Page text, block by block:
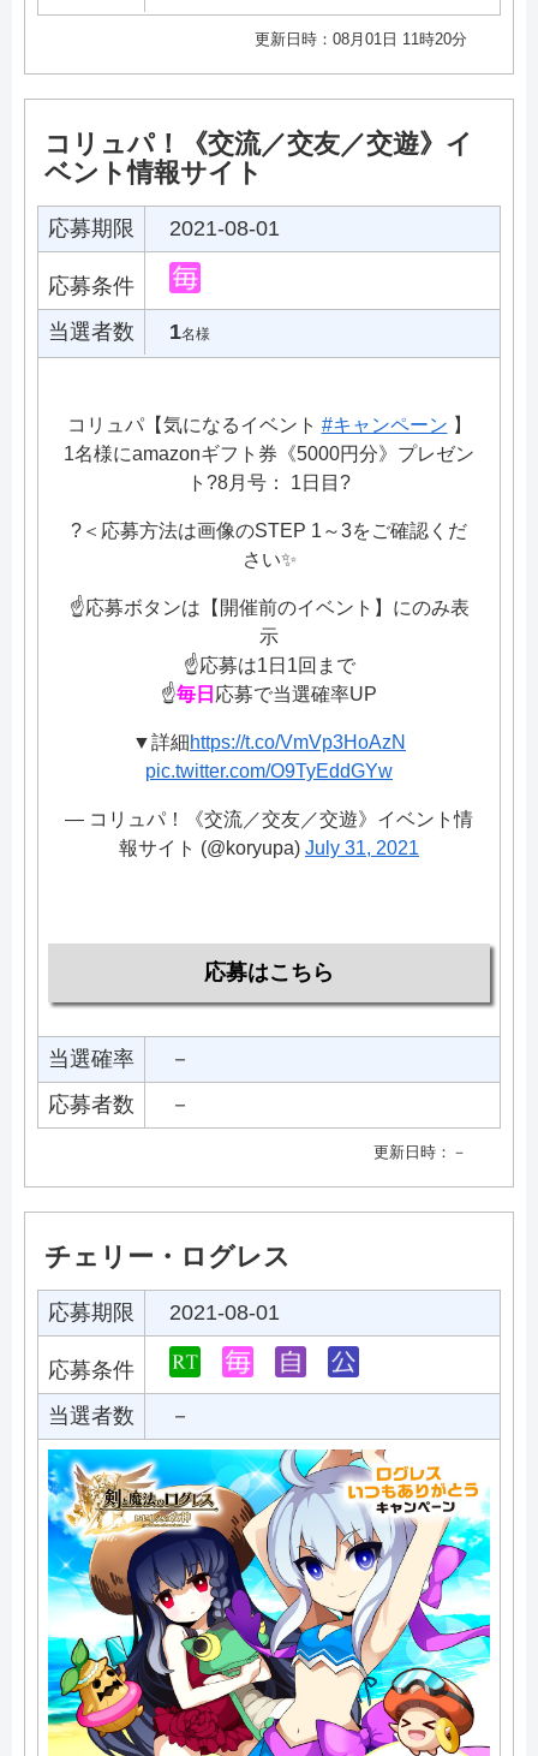
更新日時：08月01日 11時20分
コリュパ！《交流／交友／交遊》イ
ベント情報サイト
応募期限 2021-08-01
応募条件
当選者数
1名様
コリュパ【気になるイベント #キャンペーン 】
1名様にamazonギフト券《5000円分》プレゼン
ト?8月号： 1日目?
?＜応募方法は画像のSTEP 1～3をご確認くだ
さい✨
☝️応募ボタンは【開催前のイベント】にのみ表
示
☝️応募は1日1回まで
☝️毎日 応募で当選確率UP
▼詳細https://t.co/VmVp3HoAzN
pic.twitter.com/O9TyEddGYw
— コリュパ！《交流／交友／交遊》イベント情
報サイト (@koryupa) July 31, 2021
応募はこちら
当選確率
－
応募者数
－
更新日時：－
チェリー・ログレス
応募期限 2021-08-01
応募条件
当選者数
－